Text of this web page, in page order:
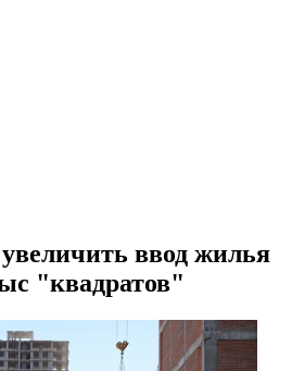
ввод жилья
"квадратов"